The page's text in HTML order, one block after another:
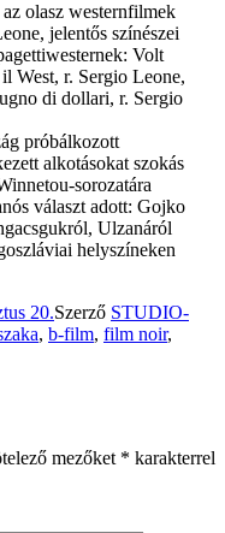
olasz westernfilmek
jelentős színészei
Volt
West, r. Sergio Leone,
di dollari, r. Sergio
próbálkozott
alkotásokat szokás
sorozatára
választ adott: Gojko
Ulzanáról
helyszíneken
20.Szerző STUDIO-
, b-film, film noir,
mezőket * karakterrel